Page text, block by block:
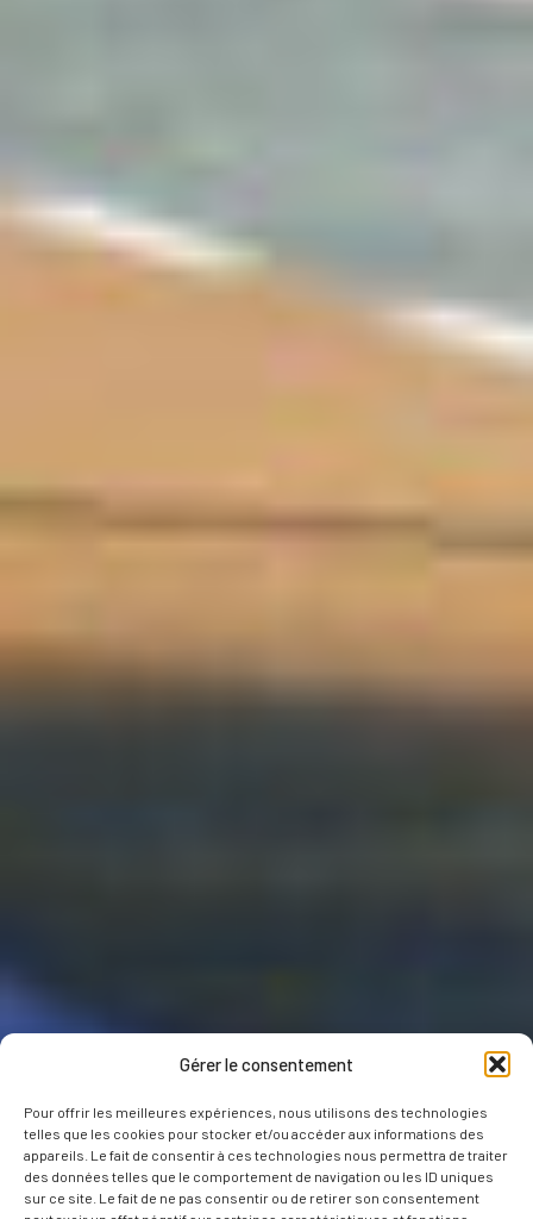
Gérer le consentement
Pour offrir les meilleures expériences, nous utilisons des technologies
telles que les cookies pour stocker et/ou accéder aux informations des
appareils. Le fait de consentir à ces technologies nous permettra de traiter
des données telles que le comportement de navigation ou les ID uniques
sur ce site. Le fait de ne pas consentir ou de retirer son consentement